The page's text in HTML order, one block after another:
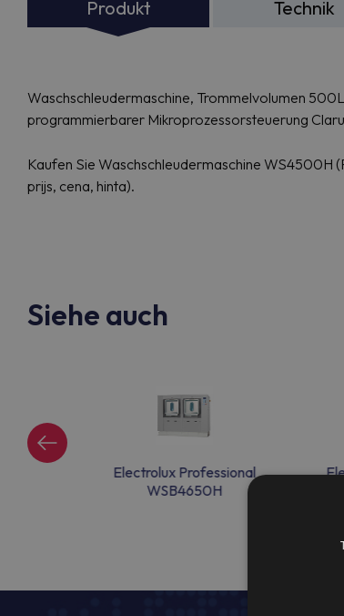
Produkt Technik
Waschschleudermaschine, Trommelvolumen
programmierbarer Mikroprozessorsteuerung
Kaufen Sie Waschschleudermaschine WS4500H
prijs, cena, hinta).
Siehe auch
Electrolux Professional
WSB4650H